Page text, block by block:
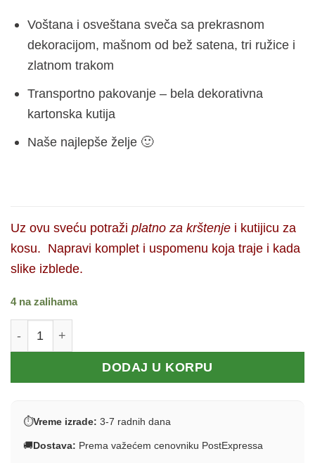
Voštana i osveštana sveča sa prekrasnom
dekoracijom, mašnom od bež satena, tri ružice i
zlatnom trakom
Transportno pakovanje – bela dekorativna
kartonska kutija
Naše najlepše želje 🙂
Uz ovu sveću potraži platno za krštenje i kutijicu za
kosu. Napravi komplet i uspomenu koja traje i kada
slike izblede.
4 na zalihama
DODAJ U KORPU
⏱Vreme izrade: 3-7 radnih dana
🚚Dostava: Prema važećem cenovniku PostExpressa